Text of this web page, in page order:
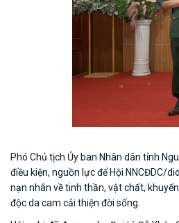
Phó Chủ tịch Ủy ban Nhân dân tỉnh
điều kiện, nguồn lực để Hội NNCĐDC/
nạn nhân về tinh thần, vật chất,
độc da cam cải thiện đời sống.